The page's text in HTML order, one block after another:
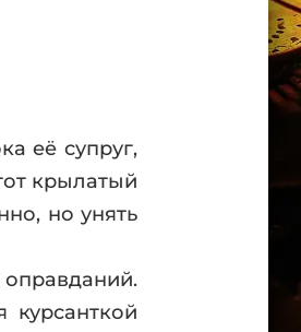
её супруг,
крылатый
но унять
курсанткой